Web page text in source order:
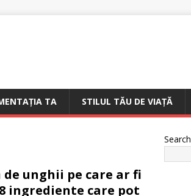
TA STILUL TĂU DE VIAȚĂ
unghii pe care ar fi
ingrediente care pot
Search